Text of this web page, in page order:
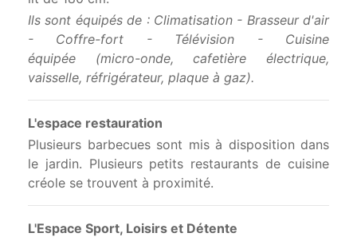
Ils sont équipés de : Climatisation - Brasseur d'air
- Coffre-fort - Télévision - Cuisine
équipée (micro-onde, cafetière électrique,
vaisselle, réfrigérateur, plaque à gaz).
L'espace restauration
Plusieurs barbecues sont mis à disposition dans
le jardin. Plusieurs petits restaurants de cuisine
créole se trouvent à proximité.
L'Espace Sport, Loisirs et Détente